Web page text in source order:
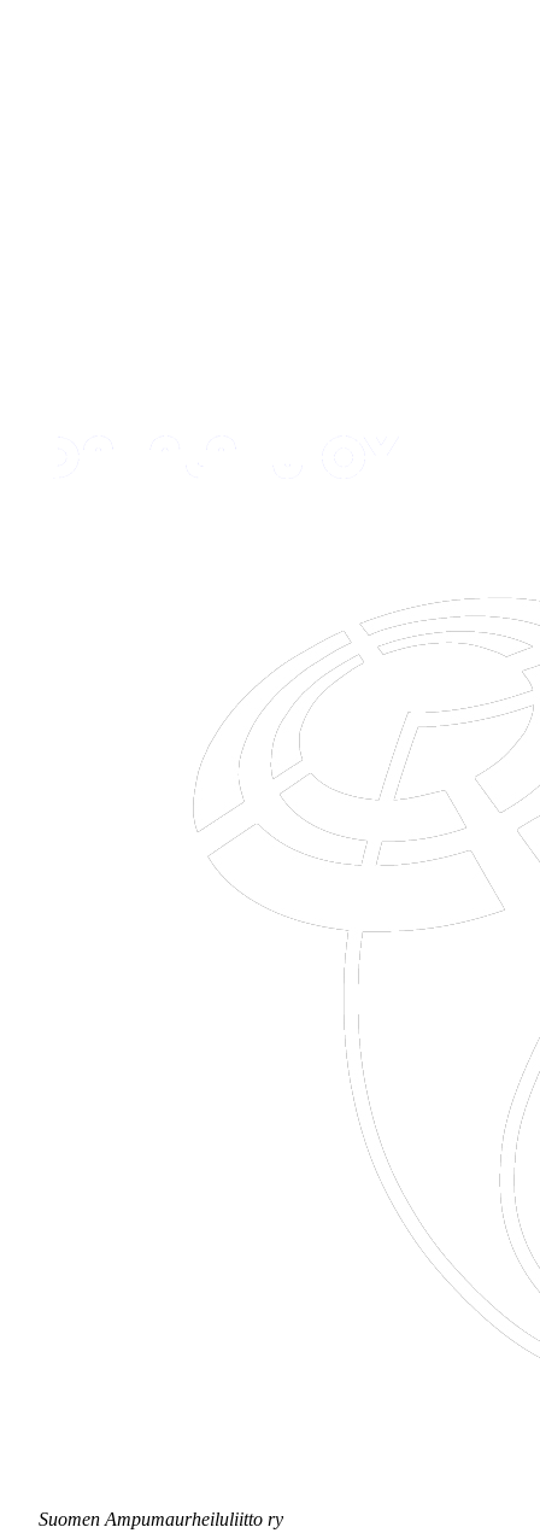
Suomen Ampumaurheiluliitto ry